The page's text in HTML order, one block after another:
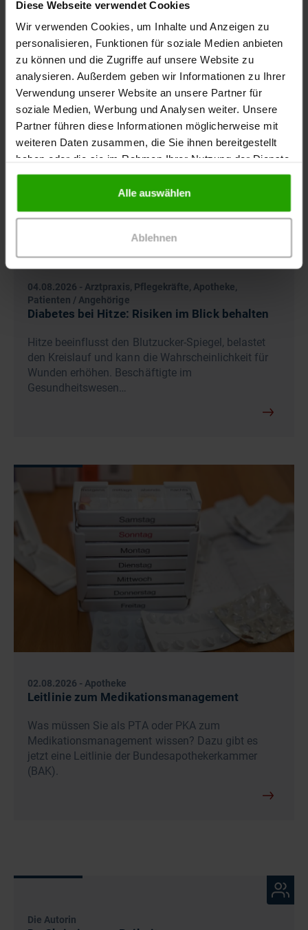
Diese Webseite verwendet Cookies
Wir verwenden Cookies, um Inhalte und Anzeigen zu
personalisieren, Funktionen für soziale Medien anbieten
zu können und die Zugriffe auf unsere Website zu
analysieren. Außerdem geben wir Informationen zu Ihrer
Verwendung unserer Website an unsere Partner für
soziale Medien, Werbung und Analysen weiter. Unsere
Partner führen diese Informationen möglicherweise mit
weiteren Daten zusammen, die Sie ihnen bereitgestellt
haben oder die sie im Rahmen Ihrer Nutzung der Dienste
gesammelt haben.
Alle auswählen
Ablehnen
04.08.2026 - Arztpraxis, Pflegekräfte, Apotheke,
Patienten / Angehörige
Diabetes bei Hitze: Risiken im Blick behalten
Hitze beeinflusst den Blutzucker-Spiegel, belastet
den Kreislauf und kann die Wahrscheinlichkeit für
Wunden erhöhen. Beschäftigte im
Gesundheitswesen…
02.08.2026 - Apotheke
Leitlinie zum Medikationsmanagement
Was müssen Sie als PTA oder PKA zum
Medikationsmanagement wissen? Dazu gibt es
jetzt eine Leitlinie der Bundesapothekerkammer
(BAK).
Die Autorin